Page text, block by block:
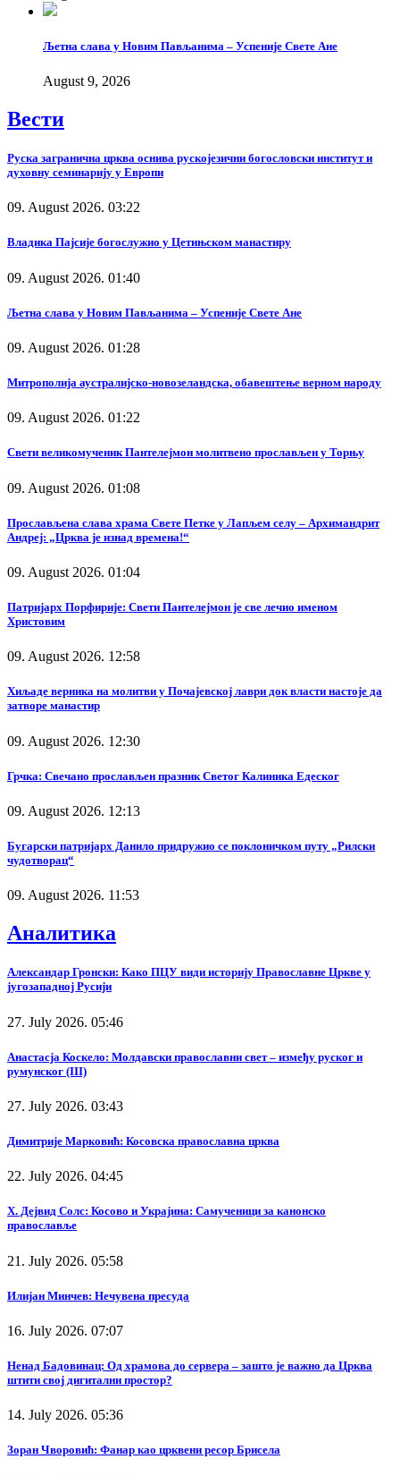
Љетна слава у Новим Пављанима – Успеније Свете Ане
August 9, 2026
Вести
Руска загранична црква оснива рускојезични богословски институт и
духовну семинарију у Европи
09. August 2026. 03:22
Владика Пајсије богослужио у Цетињском манастиру
09. August 2026. 01:40
Љетна слава у Новим Пављанима – Успеније Свете Ане
09. August 2026. 01:28
Митрополија аустралијско-новозеландска, обавештење верном народу
09. August 2026. 01:22
Свети великомученик Пантелејмон молитвено прослављен у Торњу
09. August 2026. 01:08
Прослављена слава храма Свете Петке у Лапљем селу – Архимандрит
Андреј: „Црква је изнад времена!“
09. August 2026. 01:04
Патријарх Порфирије: Свети Пантелејмон је све лечио именом
Христовим
09. August 2026. 12:58
Хиљаде верника на молитви у Почајевској лаври док власти настоје да
затворе манастир
09. August 2026. 12:30
Грчка: Свечано прослављен празник Светог Калиника Едеског
09. August 2026. 12:13
Бугарски патријарх Данило придружио се поклоничком путу „Рилски
чудотворац“
09. August 2026. 11:53
Аналитика
Александар Гронски: Како ПЦУ види историју Православне Цркве у
југозападној Русији
27. July 2026. 05:46
Анастасја Коскело: Молдавски православни свет – између руског и
румунског (III)
27. July 2026. 03:43
Димитрије Марковић: Косовска православна црква
22. July 2026. 04:45
Х. Дејвид Солс: Косово и Украјина: Самученици за канонско
православље
21. July 2026. 05:58
Илијан Минчев: Нечувена пресуда
16. July 2026. 07:07
Ненад Бадовинац: Од храмова до сервера – зашто је важно да Црква
штити свој дигитални простор?
14. July 2026. 05:36
Зоран Чворовић: Фанар као црквени ресор Брисела